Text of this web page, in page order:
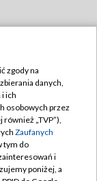
zgody na
danych,
ich
osobowych przez
również „TVP”),
Zaufanych
tym do
i
poniżej, a